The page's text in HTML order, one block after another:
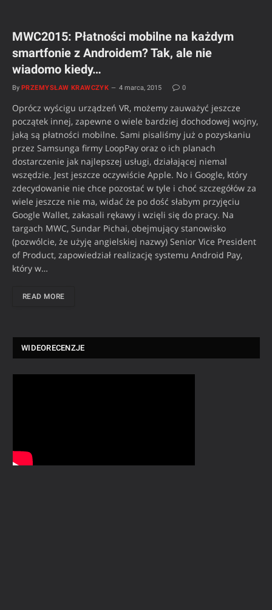
MWC2015: Płatności mobilne na każdym
smartfonie z Androidem? Tak, ale nie
wiadomo kiedy…
By PRZEMYSŁAW KRAWCZYK 4 marca, 2015 0
Oprócz wyścigu urządzeń VR, możemy zauważyć jeszcze
początek innej, zapewne o wiele bardziej dochodowej wojny,
jaką są płatności mobilne. Sami pisaliśmy już o pozyskaniu
przez Samsunga firmy LoopPay oraz o ich planach
dostarczenie jak najlepszej usługi, działającej niemal
wszędzie. Jest jeszcze oczywiście Apple. No i Google, który
zdecydowanie nie chce pozostać w tyle i choć szczegółów za
wiele jeszcze nie ma, widać że po dość słabym przyjęciu
Google Wallet, zakasali rękawy i wzięli się do pracy. Na
targach MWC, Sundar Pichai, obejmujący stanowisko
(pozwólcie, że użyję angielskiej nazwy) Senior Vice President
of Product, zapowiedział realizację systemu Android Pay,
który w…
READ MORE
WIDEORECENZJE